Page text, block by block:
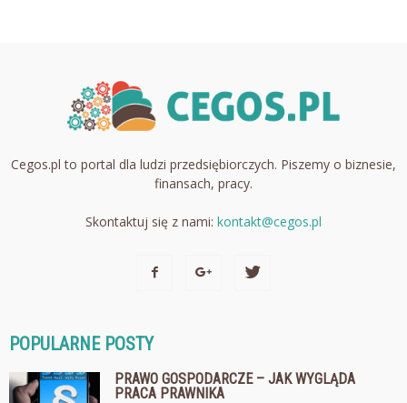
Cegos.pl to portal dla ludzi przedsiębiorczych. Piszemy o biznesie,
finansach, pracy.
Skontaktuj się z nami: kontakt@cegos.pl
POPULARNE POSTY
PRAWO GOSPODARCZE – JAK WYGLĄDA
PRACA PRAWNIKA